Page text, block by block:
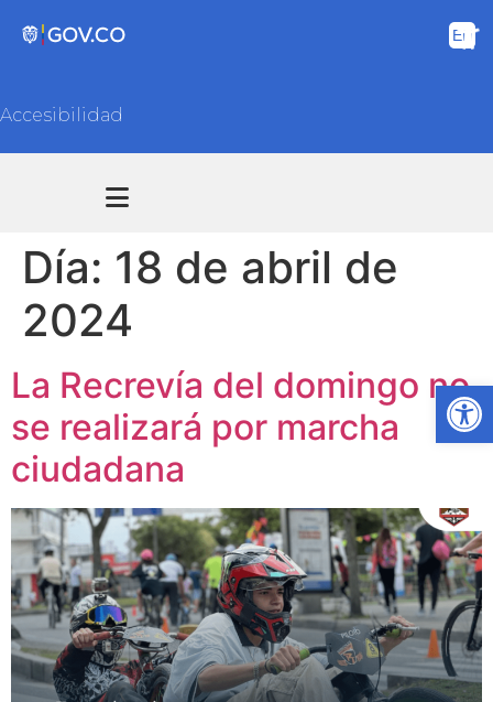
Accesibilidad
Día: 18 de abril de
2024
La Recrevía del domingo no
se realizará por marcha
ciudadana